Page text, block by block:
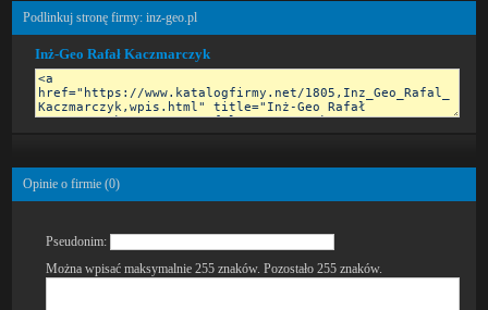
Podlinkuj stronę firmy: inz-geo.pl
Inż-Geo Rafał Kaczmarczyk
Opinie o firmie (0)
Pseudonim:
Można wpisać maksymalnie 255 znaków. Pozostało255 znaków.